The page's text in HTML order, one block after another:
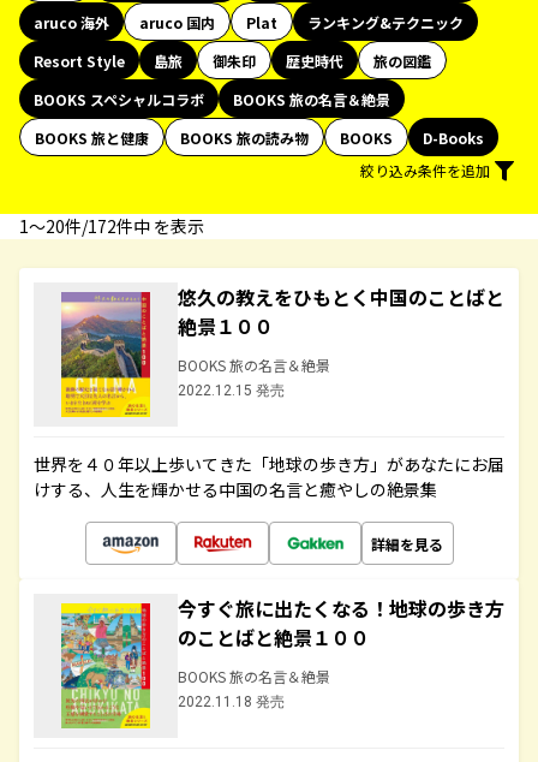
aruco 海外
aruco 国内 Plat
ランキング&テクニック
Resort Style
島旅 御朱印 歴史時代
旅の図鑑
BOOKS スペシャルコラボ
BOOKS 旅の名言＆絶景
BOOKS 旅と健康
BOOKS 旅の読み物 BOOKS
D-Books
絞り込み条件を追加
1〜20件/172件中 を表示
悠久の教えをひもとく中国のことばと
絶景１００
BOOKS 旅の名言＆絶景
2022.12.15 発売
世界を４０年以上歩いてきた「地球の歩き方」があなたにお届
けする、人生を輝かせる中国の名言と癒やしの絶景集
詳細を見る
今すぐ旅に出たくなる！地球の歩き方
のことばと絶景１００
BOOKS 旅の名言＆絶景
2022.11.18 発売